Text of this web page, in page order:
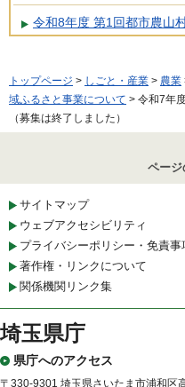
令和8年度 第1回都市農山
トップページ > しごと・産業 > 農業
域ふるさと事業について > 令和7年
（募集は終了しました）
ページ
サイトマップ
ウェブアクセシビリティ
プライバシーポリシー・免責事
著作権・リンクについて
関係機関リンク集
埼玉県庁
県庁へのアクセス
〒330-9301 埼玉県さいたま市浦和区